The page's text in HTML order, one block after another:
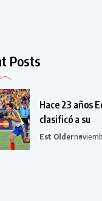
Posts
Hace 23 años
clasificó a su
Est Older